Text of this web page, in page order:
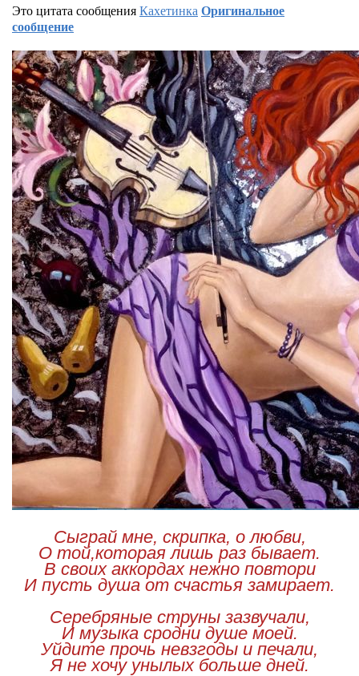
Это цитата сообщенияКахетинкаОригинальное
сообщение
Сыграй мне, скрипка, о любви,
О той,которая лишь раз бывает.
В своих аккордах нежно повтори
И пусть душа от счастья замирает.
Серебряные струны зазвучали,
И музыка сродни душе моей.
Уйдите прочь невзгоды и печали,
Я не хочу унылых больше дней.